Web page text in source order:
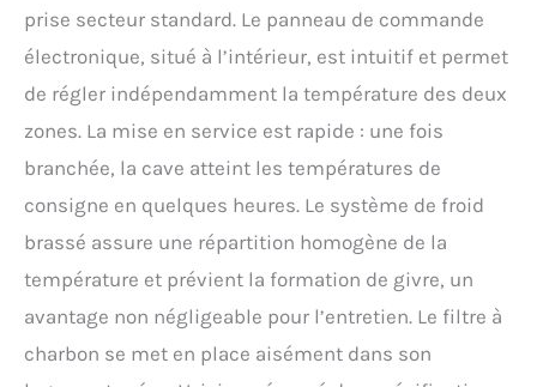
prise secteur standard. Le panneau de commande
électronique, situé à l’intérieur, est intuitif et permet
de régler indépendamment la température des deux
zones. La mise en service est rapide : une fois
branchée, la cave atteint les températures de
consigne en quelques heures. Le système de froid
brassé assure une répartition homogène de la
température et prévient la formation de givre, un
avantage non négligeable pour l’entretien. Le filtre à
charbon se met en place aisément dans son